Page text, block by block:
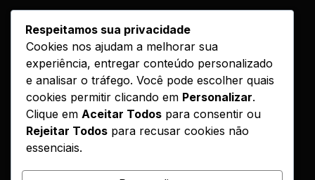
Cursos
Como Funciona
Contato
Politica de Entrega
LEGAL
Respeitamos sua privacidade
Cookies nos ajudam a melhorar sua
experiência, entregar conteúdo personalizado
e analisar o tráfego. Você pode escolher quais
cookies permitir clicando em Personalizar.
Clique em Aceitar Todos para consentir ou
Rejeitar Todos para recusar cookies não
essenciais.